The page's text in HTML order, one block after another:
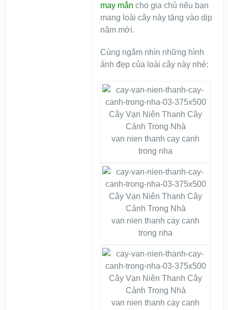
may mắn cho gia chủ nếu bạn
mang loài cây này tặng vào dịp
năm mới.
Cùng ngắm nhìn những hình
ảnh đẹp của loài cây này nhé:
van nien thanh cay canh
trong nha
van nien thanh cay canh
trong nha
van nien thanh cay canh